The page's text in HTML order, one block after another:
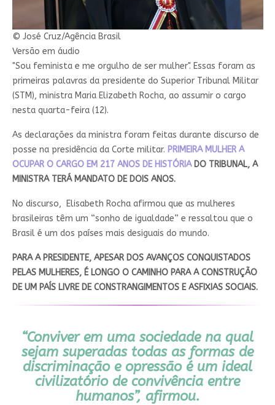
© José Cruz/Agência Brasil
Versão em áudio
"Sou feminista e me orgulho de ser mulher". Essas foram as
primeiras palavras da presidente do Superior Tribunal Militar
(STM), ministra Maria Elizabeth Rocha, ao assumir o cargo
nesta quarta-feira (12).
As declarações da ministra foram feitas durante discurso de
posse na presidência da Corte militar. PRIMEIRA MULHER A
OCUPAR O CARGO EM 217 ANOS DE HISTÓRIADO TRIBUNAL, A
MINISTRA TERÁ MANDATO DE DOIS ANOS.
No discurso, Elisabeth Rocha afirmou que as mulheres
brasileiras têm um “sonho de igualdade” e ressaltou que o
Brasil é um dos países mais desiguais do mundo.
PARA A PRESIDENTE, APESAR DOS AVANÇOS CONQUISTADOS
PELAS MULHERES, É LONGO O CAMINHO PARA A CONSTRUÇÃO
DE UM PAÍS LIVRE DE CONSTRANGIMENTOS E ASFIXIAS SOCIAIS.
“Conviver em uma sociedade na qual
sejam superadas todas as formas de
discriminação e opressão é um ideal
civilizatório de convivência entre
humanos”, afirmou.